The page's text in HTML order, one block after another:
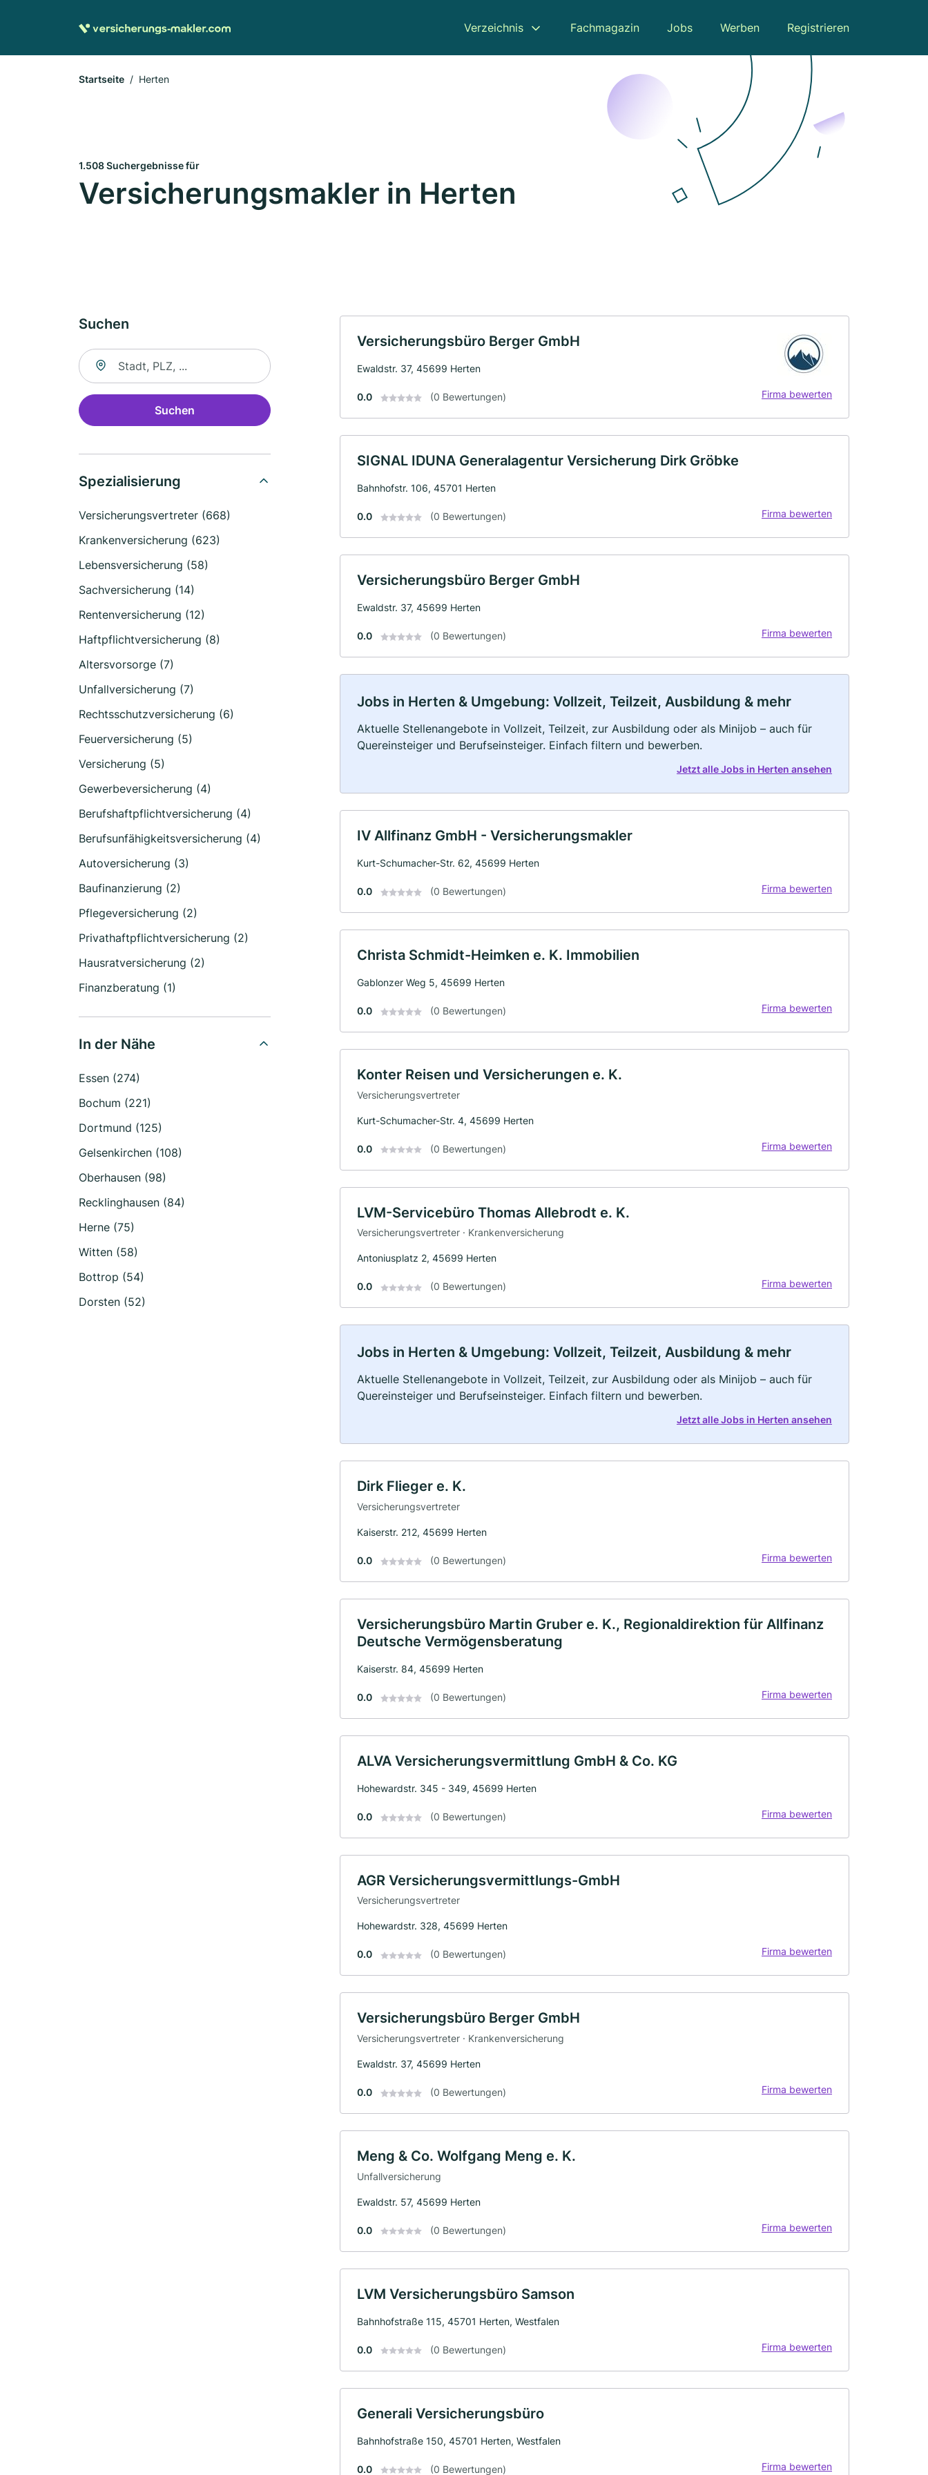
Verzeichnis Fachmagazin Jobs Werben Registrieren
Startseite Herten
1.508 Suchergebnisse für
Versicherungsmakler in Herten
Suchen
Suche nach Ort
Suchen
Spezialisierung
Versicherungsvertreter (668)
Krankenversicherung (623)
Lebensversicherung (58)
Sachversicherung (14)
Rentenversicherung (12)
Haftpflichtversicherung (8)
Altersvorsorge (7)
Unfallversicherung (7)
Rechtsschutzversicherung (6)
Feuerversicherung (5)
Versicherung (5)
Gewerbeversicherung (4)
Berufshaftpflichtversicherung (4)
Berufsunfähigkeitsversicherung (4)
Autoversicherung (3)
Baufinanzierung (2)
Pflegeversicherung (2)
Privathaftpflichtversicherung (2)
Hausratversicherung (2)
Finanzberatung (1)
In der Nähe
Essen (274)
Bochum (221)
Dortmund (125)
Gelsenkirchen (108)
Oberhausen (98)
Recklinghausen (84)
Herne (75)
Witten (58)
Bottrop (54)
Dorsten (52)
Versicherungsbüro Berger GmbH
Ewaldstr. 37, 45699 Herten
0.0 (0 Bewertungen) Firma bewerten
SIGNAL IDUNA Generalagentur Versicherung Dirk Gröbke
Bahnhofstr. 106, 45701 Herten
0.0 (0 Bewertungen) Firma bewerten
Versicherungsbüro Berger GmbH
Ewaldstr. 37, 45699 Herten
0.0 (0 Bewertungen) Firma bewerten
Jobs in Herten & Umgebung: Vollzeit, Teilzeit, Ausbildung & mehr
Aktuelle Stellenangebote in Vollzeit, Teilzeit, zur Ausbildung oder als Minijob – auch für
Quereinsteiger und Berufseinsteiger. Einfach filtern und bewerben.
Jetzt alle Jobs in Herten ansehen
IV Allfinanz GmbH - Versicherungsmakler
Kurt-Schumacher-Str. 62, 45699 Herten
0.0 (0 Bewertungen) Firma bewerten
Christa Schmidt-Heimken e. K. Immobilien
Gablonzer Weg 5, 45699 Herten
0.0 (0 Bewertungen) Firma bewerten
Konter Reisen und Versicherungen e. K.
Versicherungsvertreter
Kurt-Schumacher-Str. 4, 45699 Herten
0.0 (0 Bewertungen) Firma bewerten
LVM-Servicebüro Thomas Allebrodt e. K.
Versicherungsvertreter · Krankenversicherung
Antoniusplatz 2, 45699 Herten
0.0 (0 Bewertungen) Firma bewerten
Jobs in Herten & Umgebung: Vollzeit, Teilzeit, Ausbildung & mehr
Aktuelle Stellenangebote in Vollzeit, Teilzeit, zur Ausbildung oder als Minijob – auch für
Quereinsteiger und Berufseinsteiger. Einfach filtern und bewerben.
Jetzt alle Jobs in Herten ansehen
Dirk Flieger e. K.
Versicherungsvertreter
Kaiserstr. 212, 45699 Herten
0.0 (0 Bewertungen) Firma bewerten
Versicherungsbüro Martin Gruber e. K., Regionaldirektion für Allfinanz
Deutsche Vermögensberatung
Kaiserstr. 84, 45699 Herten
0.0 (0 Bewertungen) Firma bewerten
ALVA Versicherungsvermittlung GmbH & Co. KG
Hohewardstr. 345 - 349, 45699 Herten
0.0 (0 Bewertungen) Firma bewerten
AGR Versicherungsvermittlungs-GmbH
Versicherungsvertreter
Hohewardstr. 328, 45699 Herten
0.0 (0 Bewertungen) Firma bewerten
Versicherungsbüro Berger GmbH
Versicherungsvertreter · Krankenversicherung
Ewaldstr. 37, 45699 Herten
0.0 (0 Bewertungen) Firma bewerten
Meng & Co. Wolfgang Meng e. K.
Unfallversicherung
Ewaldstr. 57, 45699 Herten
0.0 (0 Bewertungen) Firma bewerten
LVM Versicherungsbüro Samson
Bahnhofstraße 115, 45701 Herten, Westfalen
0.0 (0 Bewertungen) Firma bewerten
Generali Versicherungsbüro
Bahnhofstraße 150, 45701 Herten, Westfalen
0.0 (0 Bewertungen) Firma bewerten